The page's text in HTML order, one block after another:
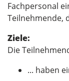
Fachpersonal
Teilnehmende,
Ziele:
Die
... haben